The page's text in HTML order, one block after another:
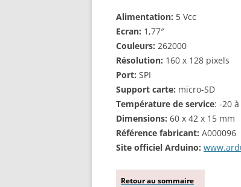
Alimentation: 5 Vcc
Ecran: 1,77″
Couleurs: 262000
Résolution: 160 x 128 pixels
Port: SPI
Support carte: micro-SD
Température de service: -20 à
Dimensions: 60 x 42 x 15 mm
Référence fabricant: A000096
Site officiel Arduino:
Retour au sommaire